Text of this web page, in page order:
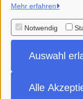
Mehr erfahren
Notwendig
Auswahl
Alle
Hansestadt
Alle Rechte